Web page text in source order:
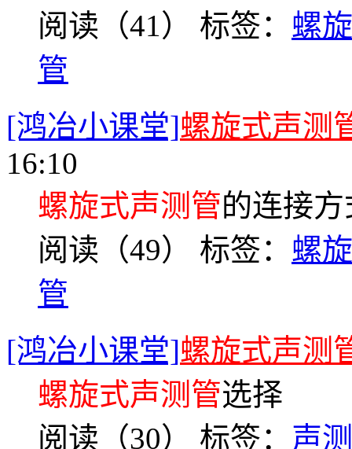
阅读（41） 标签： 螺
管
[鸿冶小课堂]螺旋式声测
16:10
螺旋式声测管的连接方
阅读（49） 标签： 螺
管
[鸿冶小课堂]螺旋式声测
螺旋式声测管选择
阅读（30） 标签： 声